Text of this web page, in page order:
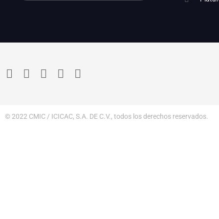
© 2022 CMIC / ICICAC, S.A. DE C.V., todos los derechos reservados.